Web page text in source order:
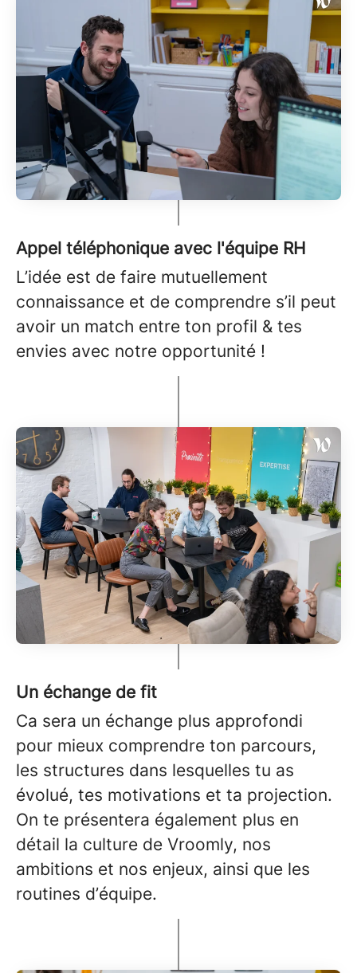
Appel téléphonique avec l'équipe RH
L’idée est de faire mutuellement
connaissance et de comprendre s’il peut
avoir un match entre ton profil & tes
envies avec notre opportunité !
Un échange de fit
Ca sera un échange plus approfondi
pour mieux comprendre ton parcours,
les structures dans lesquelles tu as
évolué, tes motivations et ta projection.
On te présentera également plus en
détail la culture de Vroomly, nos
ambitions et nos enjeux, ainsi que les
routines d’équipe.